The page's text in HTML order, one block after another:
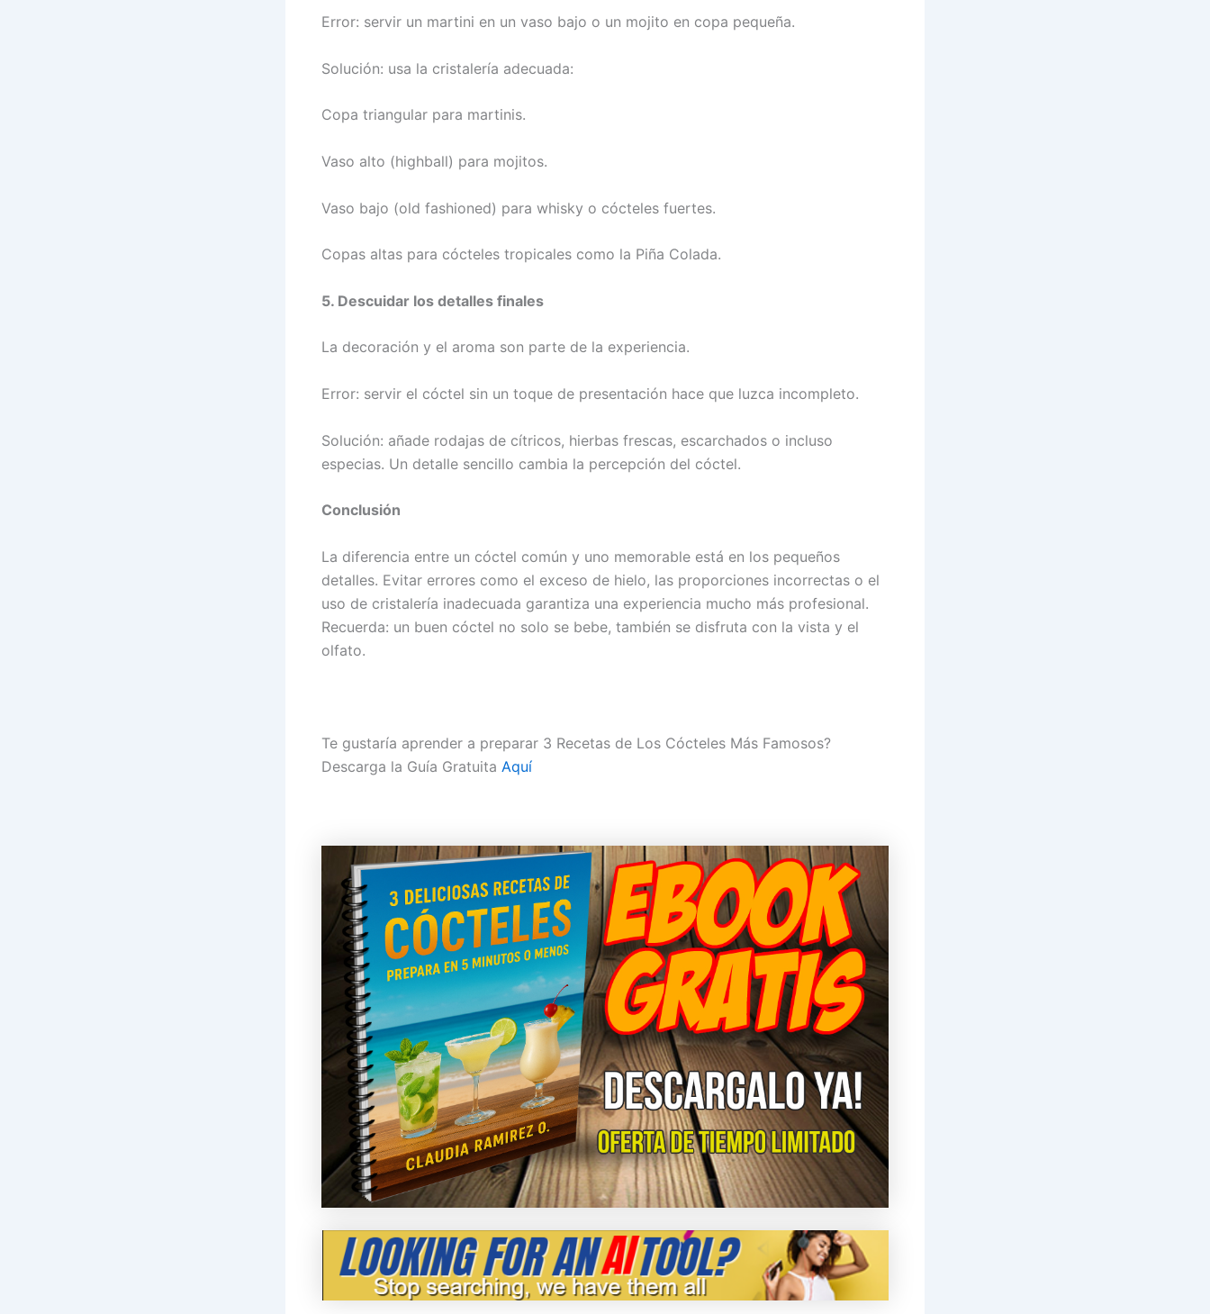
Error: servir un martini en un vaso bajo o un mojito en copa pequeña.
Solución: usa la cristalería adecuada:
Copa triangular para martinis.
Vaso alto (highball) para mojitos.
Vaso bajo (old fashioned) para whisky o cócteles fuertes.
Copas altas para cócteles tropicales como la Piña Colada.
5. Descuidar los detalles finales
La decoración y el aroma son parte de la experiencia.
Error: servir el cóctel sin un toque de presentación hace que luzca incompleto.
Solución: añade rodajas de cítricos, hierbas frescas, escarchados o incluso
especias. Un detalle sencillo cambia la percepción del cóctel.
Conclusión
La diferencia entre un cóctel común y uno memorable está en los pequeños
detalles. Evitar errores como el exceso de hielo, las proporciones incorrectas o el
uso de cristalería inadecuada garantiza una experiencia mucho más profesional.
Recuerda: un buen cóctel no solo se bebe, también se disfruta con la vista y el
olfato.
Te gustaría aprender a preparar 3 Recetas de Los Cócteles Más Famosos?
Descarga la Guía Gratuita Aquí